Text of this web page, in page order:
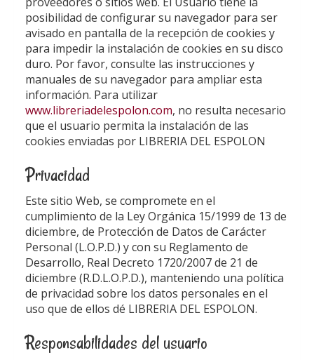
posibilidad de configurar su navegador para ser
avisado en pantalla de la recepción de cookies y
para impedir la instalación de cookies en su disco
duro. Por favor, consulte las instrucciones y
manuales de su navegador para ampliar esta
información. Para utilizar
www.libreriadelespolon.com, no resulta necesario
que el usuario permita la instalación de las
cookies enviadas por LIBRERIA DEL ESPOLON
Privacidad
Este sitio Web, se compromete en el
cumplimiento de la Ley Orgánica 15/1999 de 13 de
diciembre, de Protección de Datos de Carácter
Personal (L.O.P.D.) y con su Reglamento de
Desarrollo, Real Decreto 1720/2007 de 21 de
diciembre (R.D.L.O.P.D.), manteniendo una política
de privacidad sobre los datos personales en el
uso que de ellos dé LIBRERIA DEL ESPOLON.
Responsabilidades del usuario